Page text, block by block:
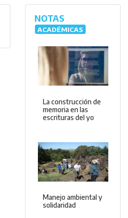
NOTAS
ACADÉMICAS
La construcción de
memoria en las
escrituras del yo
Manejo ambiental y
solidaridad